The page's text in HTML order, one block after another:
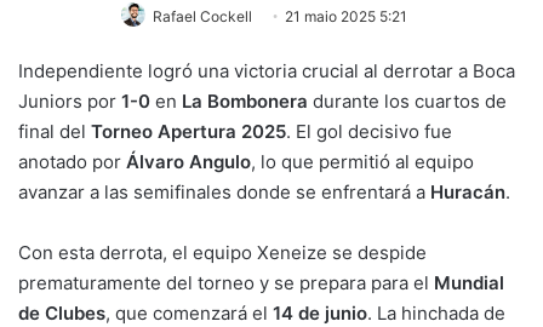
Rafael Cockell 21 maio 2025 5:21
Independiente logró una victoria crucial al derrotar a Boca
Juniors por 1-0 en La Bombonera durante los cuartos de
final del Torneo Apertura 2025. El gol decisivo fue
anotado por Álvaro Angulo, lo que permitió al equipo
avanzar a las semifinales donde se enfrentará a Huracán.
Con esta derrota, el equipo Xeneize se despide
prematuramente del torneo y se prepara para el Mundial
de Clubes, que comenzará el 14 de junio. La hinchada de